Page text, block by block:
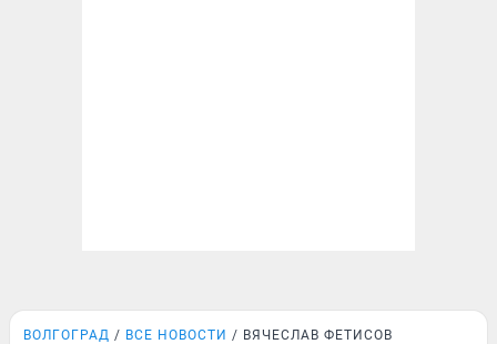
ВОЛГОГРАД ВСЕ НОВОСТИ ВЯЧЕСЛАВ ФЕТИСОВ